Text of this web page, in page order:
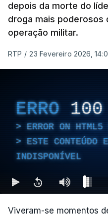
depois da morte do
droga mais poderosos
operação militar.
RTP / 23 Fevereiro 2026,
ERRO 100
ERROR ON
ESTE CONTEÚDO
INDISPONÍVEL
Viveram-se momentos